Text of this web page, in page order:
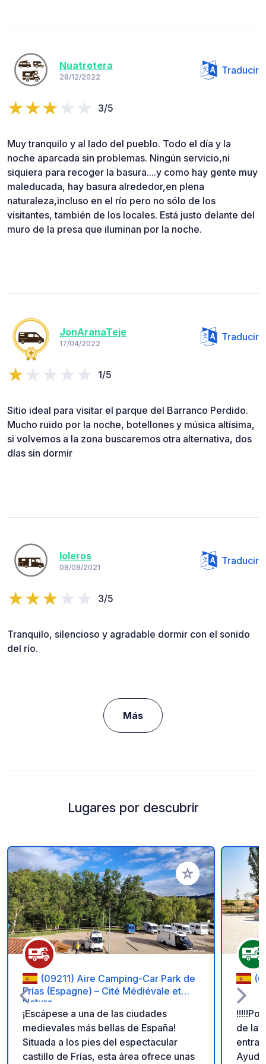
Nuatrotera
28/12/2022
Traducir
3/5
Muy tranquilo y al lado del pueblo. Todo el día y la
noche aparcada sin problemas. Ningún servicio,ni
siquiera para recoger la basura....y como hay gente muy
maleducada, hay basura alrededor,en plena
naturaleza,incluso en el río pero no sólo de los
visitantes, también de los locales. Está justo delante del
muro de la presa que iluminan por la noche.
JonAranaTeje
17/04/2022
Traducir
1/5
Sitio ideal para visitar el parque del Barranco Perdido.
Mucho ruido por la noche, botellones y música altísima,
si volvemos a la zona buscaremos otra alternativa, dos
días sin dormir
loleros
08/08/2021
Traducir
3/5
Tranquilo, silencioso y agradable dormir con el sonido
del río.
Más
Lugares por descubrir
Añadir a tus
(09211) Aire Camping-Car Park de
Frías (Espagne) – Cité Médiévale et
Nature.
¡Escápese a una de las ciudades
medievales más bellas de España!
Situada a los pies del espectacular
castillo de Frías, esta área ofrece unas
de